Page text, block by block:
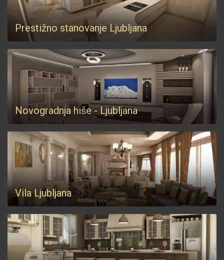
Prestižno stanovanje Ljubljana
Novogradnja hiše - Ljubljana
Vila Ljubljana